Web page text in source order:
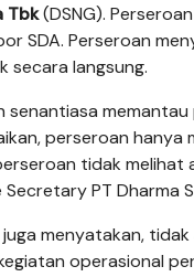
Tbk(DSNG).
SDA. Perseroan
secara langsung.
senantiasa
perseroan hanya
tidak melihat
PT Dharma
menyatakan,
operasional